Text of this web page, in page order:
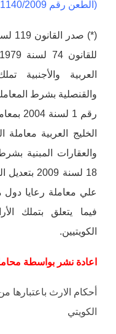
(الطعن رقم 1140/2009 تجاري جلسة 23/5/2010)
العربية والأجنبية
رقم 1
الخليج العربية معاملة
والعقارات المبنية
علي معاملة رعايا دول
فيما يتعلق بتملك
الكويتيين.
اعادة نشر بواسطة
أحكام الارث باعتبارها
الكويتي